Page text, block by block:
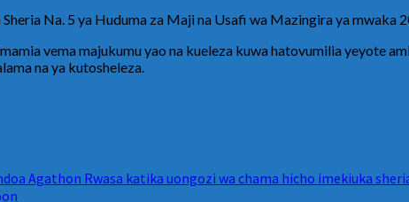
Na. 5 ya Huduma za Maji na Usafi wa Mazingira ya mwaka
vema majukumu yao na kueleza kuwa hatovumilia yeyote
na ya kutosheleza.
Agathon Rwasa katika uongozi wa chama hicho imekiuka